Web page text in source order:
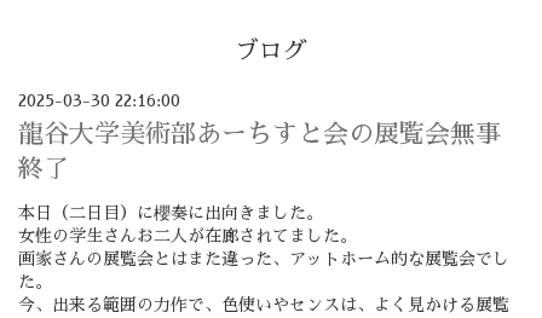
ブログ
2025-03-30 22:16:00
龍谷大学美術部あーちすと会の展覧会無事
終了
本日（二日目）に櫻奏に出向きました。
女性の学生さんお二人が在廊されてました。
画家さんの展覧会とはまた違った、アットホーム的な展覧会でし
た。
今、出来る範囲の力作で、色使いやセンスは、よく見かける展覧